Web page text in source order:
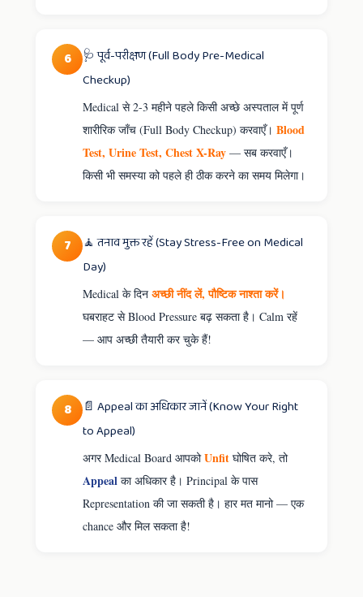
6
🩺 पूर्व-परीक्षण (Full Body Pre-Medical
Checkup)
Medical से 2-3 महीने पहले किसी अच्छे अस्पताल में पूर्ण
शारीरिक जाँच (Full Body Checkup) करवाएँ। Blood
Test, Urine Test, Chest X-Ray — सब करवाएँ।
किसी भी समस्या को पहले ही ठीक करने का समय मिलेगा।
7
🧘 तनाव मुक्त रहें (Stay Stress-Free on Medical
Day)
Medical के दिन अच्छी नींद लें, पौष्टिक नाश्ता करें।
घबराहट से Blood Pressure बढ़ सकता है। Calm रहें
— आप अच्छी तैयारी कर चुके हैं!
8
📄 Appeal का अधिकार जानें (Know Your Right
to Appeal)
अगर Medical Board आपकोUnfit घोषित करे, तो
Appeal का अधिकार है। Principal के पास
Representation की जा सकती है। हार मत मानो — एक
chance और मिल सकता है!